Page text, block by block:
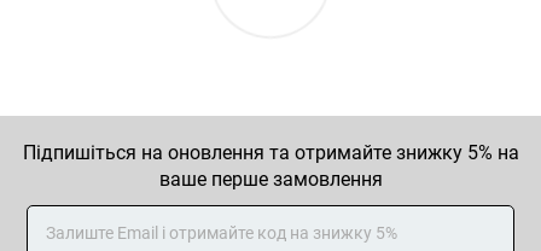
Підпишіться на оновлення та отримайте знижку 5% на
ваше перше замовлення